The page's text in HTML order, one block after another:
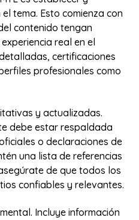
tema. Esto comienza con
contenido tengan
real en el
certificaciones
profesionales como
y actualizadas.
debe estar respaldada
o declaraciones de
una lista de referencias
de que todos los
confiables y relevantes.
Incluye información